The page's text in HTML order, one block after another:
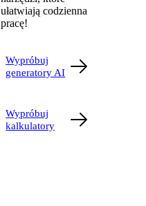
ułatwiają codzienna
pracę!
Wypróbuj
generatory AI
Wypróbuj
kalkulatory